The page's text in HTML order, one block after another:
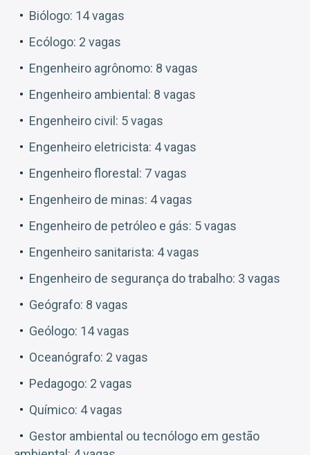
Biólogo: 14 vagas
Ecólogo: 2 vagas
Engenheiro agrônomo: 8 vagas
Engenheiro ambiental: 8 vagas
Engenheiro civil: 5 vagas
Engenheiro eletricista: 4 vagas
Engenheiro florestal: 7 vagas
Engenheiro de minas: 4 vagas
Engenheiro de petróleo e gás: 5 vagas
Engenheiro sanitarista: 4 vagas
Engenheiro de segurança do trabalho: 3 vagas
Geógrafo: 8 vagas
Geólogo: 14 vagas
Oceanógrafo: 2 vagas
Pedagogo: 2 vagas
Químico: 4 vagas
Gestor ambiental ou tecnólogo em gestão